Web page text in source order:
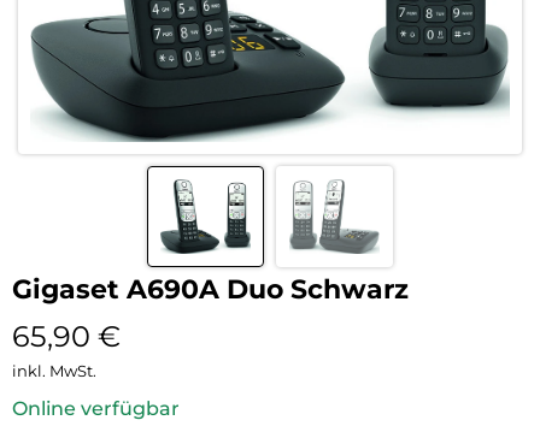
Gigaset A690A Duo Schwarz
65,90 €
inkl. MwSt.
Online verfügbar